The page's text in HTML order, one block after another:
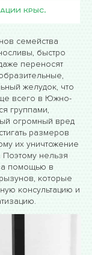
крыс.
семейства
быстро
переносят
желудок, что
всего в Южно-
группами,
огромный вред
размеров
их уничтожение
нельзя
помощью в
которые
консультацию и